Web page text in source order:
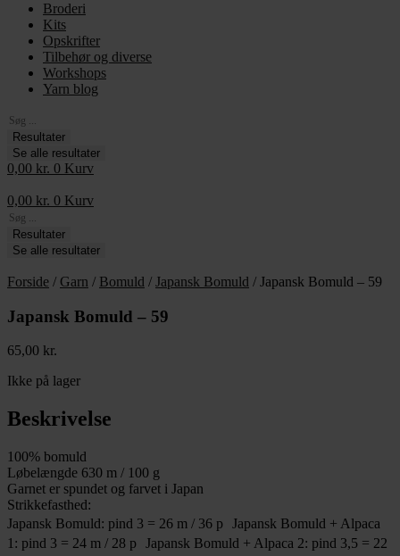
Broderi
Kits
Opskrifter
Tilbehør og diverse
Workshops
Yarn blog
Search
...Resultater
Se alle resultater
0,00 kr. 0 Kurv
0,00 kr. 0 Kurv
Search
...Resultater
Se alle resultater
Forside / Garn / Bomuld / Japansk Bomuld / Japansk Bomuld – 59
Japansk Bomuld – 59
65,00 kr.
Ikke på lager
Beskrivelse
100% bomuld
Løbelængde 630 m / 100 g
Garnet er spundet og farvet i Japan
Strikkefasthed:
Japansk Bomuld: pind 3 = 26 m / 36 p Japansk Bomuld + Alpaca
1: pind 3 = 24 m / 28 p Japansk Bomuld + Alpaca 2: pind 3,5 = 22